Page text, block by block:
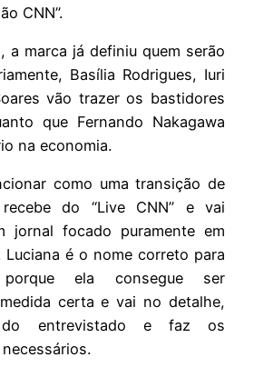
CNN”.
a marca já definiu quem serão
Basília Rodrigues, Iuri
vão trazer os bastidores
que Fernando Nakagawa
na economia.
como uma transição de
do “Live CNN” e vai
jornal focado puramente em
Luciana é o nome correto para
ela consegue ser
certa e vai no detalhe,
do entrevistado e faz os